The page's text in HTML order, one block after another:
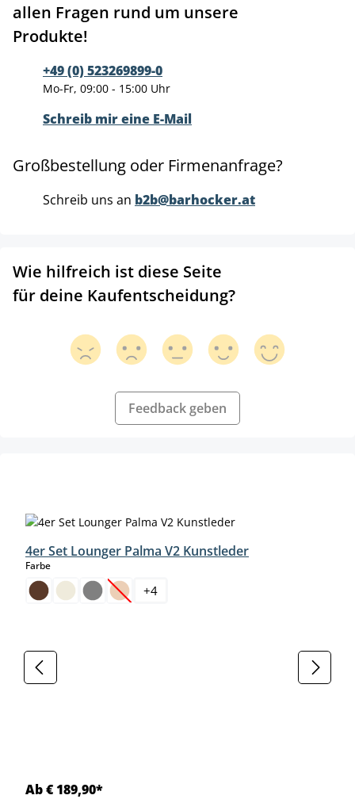
allen Fragen rund um unsere
Produkte!
+49 (0) 523269899-0
Mo-Fr, 09:00 - 15:00 Uhr
Schreib mir eine E-Mail
Großbestellung oder Firmenanfrage?
Schreib uns an b2b@barhocker.at
Wie hilfreich ist diese Seite
für deine Kaufentscheidung?
Feedback geben
4er Set Lounger Palma V2 Kunstleder
Farbeauswählen
(Diese Option ist zurzeit nicht verfügbar.)
+4
Ab € 189,90*